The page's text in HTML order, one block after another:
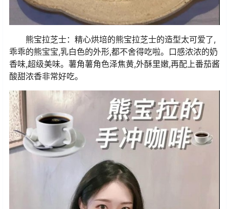
熊宝拉芝士：精心烘培的熊宝拉芝士的造型太可爱了,
乖乖的熊宝宝,乳白色的外形,都不舍得吃啦。口感浓浓的奶
香味,超级美味。薯角薯角色泽焦黄,外酥里嫩,再配上番茄酱
酸甜浓香非常好吃。